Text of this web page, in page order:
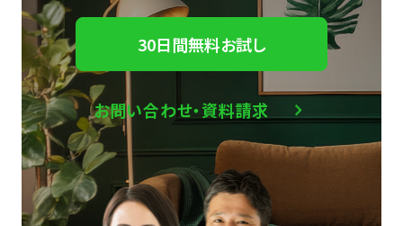
30日間無料お試し
お問い合わせ・資料請求